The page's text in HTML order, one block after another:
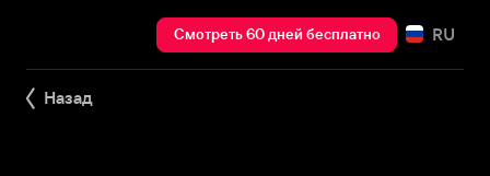
Смотреть 60 дней бесплатно RU
Назад